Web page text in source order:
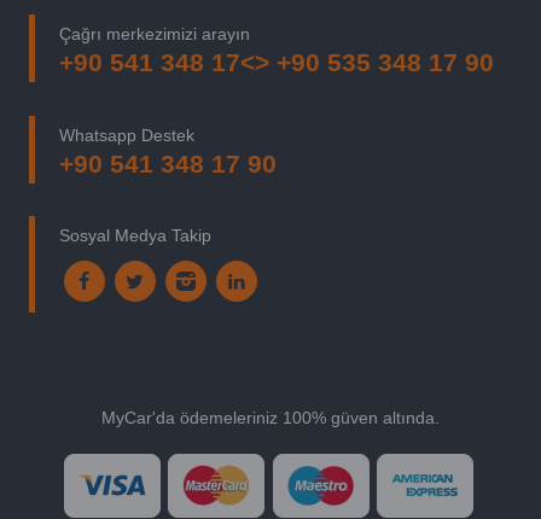
Çağrı merkezimizi arayın
+90 541 348 17<> +90 535 348 17 90
Whatsapp Destek
+90 541 348 17 90
Sosyal Medya Takip
MyCar'da ödemeleriniz 100% güven altında.